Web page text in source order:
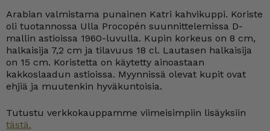
Arabian valmistama punainen Katri kahvikuppi. Koriste
oli tuotannossa Ulla Procopén suunnittelemissa D-
mallin astioissa 1960-luvulla. Kupin korkeus on 8 cm,
halkaisija 7,2 cm ja tilavuus 18 cl. Lautasen halkaisija
on 15 cm. Koristetta on käytetty ainoastaan
kakkoslaadun astioissa. Myynnissä olevat kupit ovat
ehjiä ja muutenkin hyväkuntoisia.
Tutustu verkkokauppamme viimeisimpiin lisäyksiin
tästä.